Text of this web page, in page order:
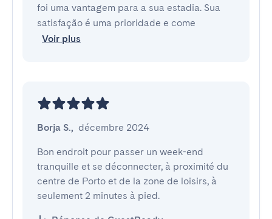
foi uma vantagem para a sua estadia. Sua
satisfação é uma prioridade e come
Voir plus
Borja S., décembre 2024
Bon endroit pour passer un week-end
tranquille et se déconnecter, à proximité du
centre de Porto et de la zone de loisirs, à
seulement 2 minutes à pied.